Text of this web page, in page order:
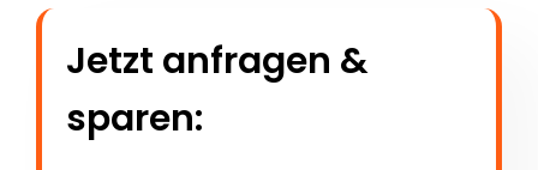
Jetzt anfragen &
sparen: